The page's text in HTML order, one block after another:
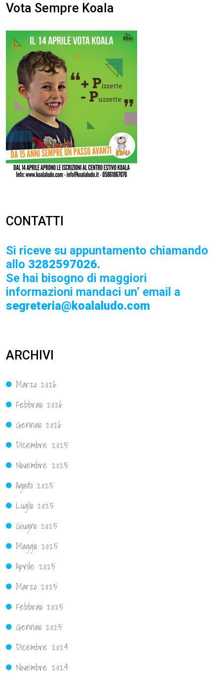
Vota Sempre Koala
CONTATTI
Si riceve su appuntamento chiamando
allo 3282597026.
Se hai bisogno di maggiori
informazioni mandaci un’ email a
segreteria@koalaludo.com
ARCHIVI
Marzo 2026
Febbraio 2026
Gennaio 2026
Dicembre 2025
Novembre 2025
Agosto 2025
Luglio 2025
Giugno 2025
Maggio 2025
Aprile 2025
Marzo 2025
Febbraio 2025
Gennaio 2025
Dicembre 2024
Novembre 2024